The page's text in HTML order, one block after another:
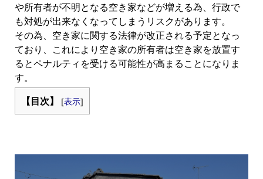
や所有者が不明となる空き家などが増える為、行政で
も対処が出来なくなってしまうリスクがあります。
その為、空き家に関する法律が改正される予定となっ
ており、これにより空き家の所有者は空き家を放置す
るとペナルティを受ける可能性が高まることになりま
す。
【目次】
[表示]